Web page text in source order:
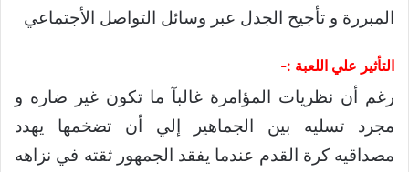
المبررة و تأجيح الجدل عبر وسائل التواصل الأجتماعي
التأثير علي اللعبة :-
رغم أن نظريات المؤامرة غالبآ ما تكون غير ضاره و
مجرد تسليه بين الجماهير إلي أن تضخمها يهدد
مصداقيه كرة القدم عندما يفقد الجمهور ثقته في نزاهه